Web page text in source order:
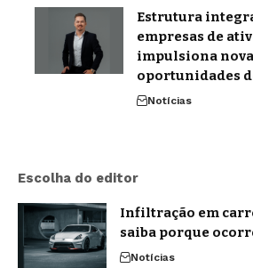
Estrutura
empresas de
impulsiona
oportunidades
Notícias
Escolha do editor
Infiltração em
saiba porque
Notícias